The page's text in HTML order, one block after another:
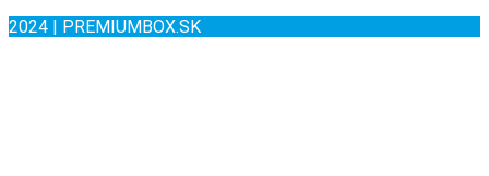
2024 | PREMIUMBOX.SK